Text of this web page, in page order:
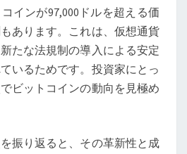
インが97,000ドルを超える価
あります。これは、仮想通貨
たな法規制の導入による安定
いるためです。投資家にとっ
ビットコインの動向を見極め
振り返ると、その革新性と成